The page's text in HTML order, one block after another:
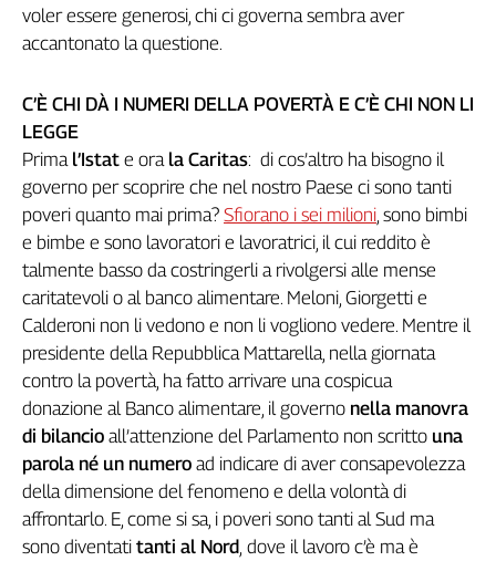
Speciali
di
Genova,
sangue
della
ragione
120
anni
Cgil
Collettiva
Academy
Collettiva
Play
Rubriche
Collettiva
Talk
La
settimana
voler essere generosi, chi ci governa sembra aver
accantonato la questione.
C’È CHI DÀ I NUMERI DELLA POVERTÀ E C’È CHI NON LI
LEGGE
Primal’Istat e ora la Caritas: di cos’altro ha bisogno il
governo per scoprire che nel nostro Paese ci sono tanti
poveri quanto mai prima? Sfiorano i sei milioni, sono bimbi
e bimbe e sono lavoratori e lavoratrici, il cui reddito è
talmente basso da costringerli a rivolgersi alle mense
caritatevoli o al banco alimentare. Meloni, Giorgetti e
Calderoni non li vedono e non li vogliono vedere. Mentre il
presidente della Repubblica Mattarella, nella giornata
contro la povertà, ha fatto arrivare una cospicua
donazione al Banco alimentare, il governo nella manovra
di bilancio all’attenzione del Parlamento non scritto una
parola né un numero ad indicare di aver consapevolezza
della dimensione del fenomeno e della volontà di
affrontarlo. E, come si sa, i poveri sono tanti al Sud ma
sono diventati tanti al Nord, dove il lavoro c’è ma è